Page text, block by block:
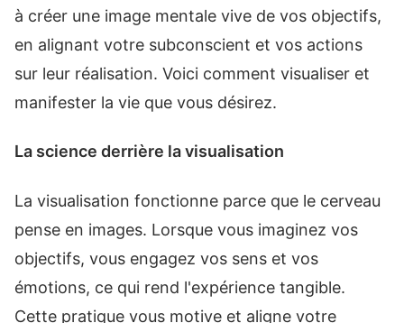
à créer une image mentale vive de vos objectifs,
en alignant votre subconscient et vos actions
sur leur réalisation. Voici comment visualiser et
manifester la vie que vous désirez.
La science derrière la visualisation
La visualisation fonctionne parce que le cerveau
pense en images. Lorsque vous imaginez vos
objectifs, vous engagez vos sens et vos
émotions, ce qui rend l'expérience tangible.
Cette pratique vous motive et aligne votre